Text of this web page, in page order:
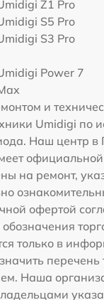
Z1 Pro
S5 Pro
S3 Pro
Power 7
и
Umidigi по
Наш центр в
на ремонт,
офертой
только в
перечень
Наша